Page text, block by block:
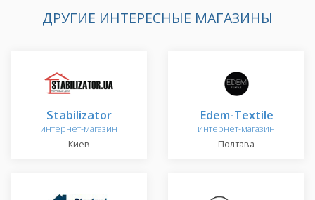
ДРУГИЕ ИНТЕРЕСНЫЕ МАГАЗИНЫ
Stabilizator
интернет-магазин
Киев
Edem-Textile
интернет-магазин
Полтава